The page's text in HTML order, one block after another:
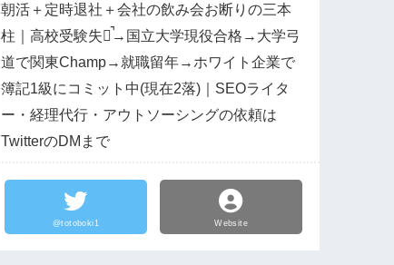
朝活＋定時退社＋会社の飲み会お断りの三本
柱｜高校受験失敗̚→国立大学現役合格→大学弓
道で関東Champ→就職留年→ホワイト企業で
簿記1級にコミット中(現在2落)｜SEOライタ
ー・経理代行・アウトソーシングの依頼は
TwitterのDMまで
@totoboki1 Website